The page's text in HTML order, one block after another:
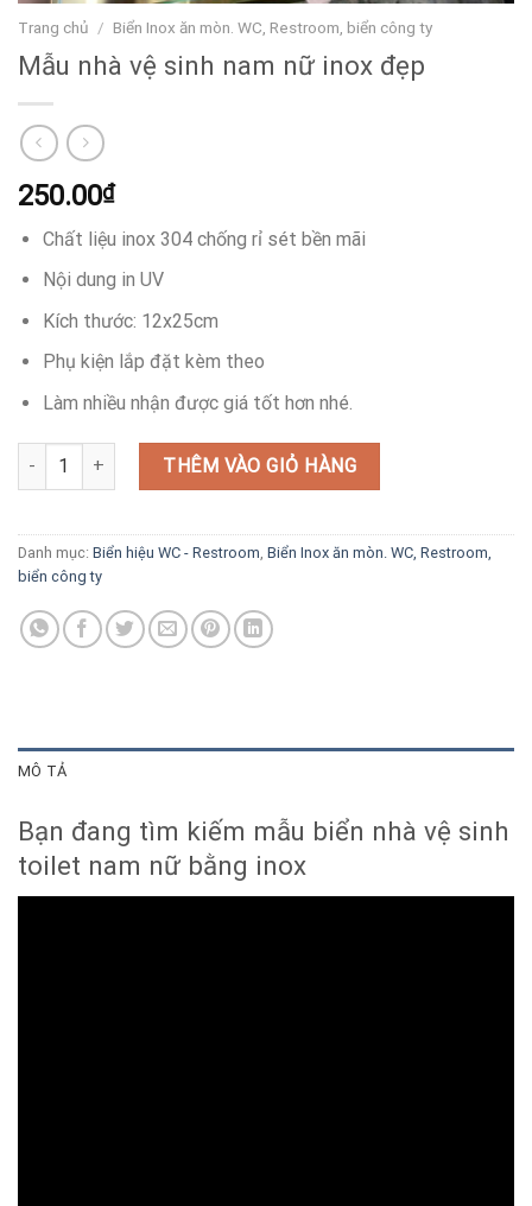
Trang chủ / Biển Inox ăn mòn. WC, Restroom, biển công ty
Mẫu nhà vệ sinh nam nữ inox đẹp
250.00₫
Chất liệu inox 304 chống rỉ sét bền mãi
Nội dung in UV
Kích thước: 12x25cm
Phụ kiện lắp đặt kèm theo
Làm nhiều nhận được giá tốt hơn nhé.
Mẫu nhà vệ sinh nam nữ inox đẹp số lượng
THÊM VÀO GIỎ HÀNG
Danh mục: Biển hiệu WC - Restroom Biển Inox ăn mòn. WC, Restroom,
biển công ty
MÔ TẢ
Bạn đang tìm kiếm mẫu biển nhà vệ sinh
toilet nam nữ bằng inox